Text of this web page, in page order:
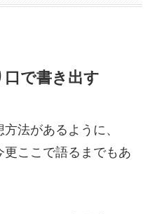
口で書き出す
法があるように、
更ここで語るまでもあ